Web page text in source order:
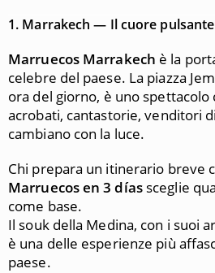
1. Marrakech — Il cuore
Marruecos Marrakech è la
celebre del paese. La piazza
ora del giorno, è uno
acrobati, cantastorie, venditori
cambiano con la luce.
Chi prepara un itinerario breve
Marruecos en 3 díassceglie
come base.
Il souk della Medina, con i suoi
è una delle esperienze più
paese.